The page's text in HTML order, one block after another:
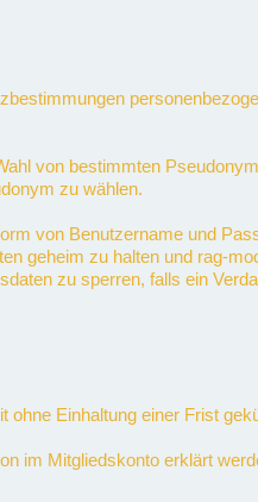
von bestimmten
zu wählen.
von Benutzername und
geheim zu halten und rag-
zu sperren, falls ein
Einhaltung einer Frist
im Mitgliedskonto erklärt